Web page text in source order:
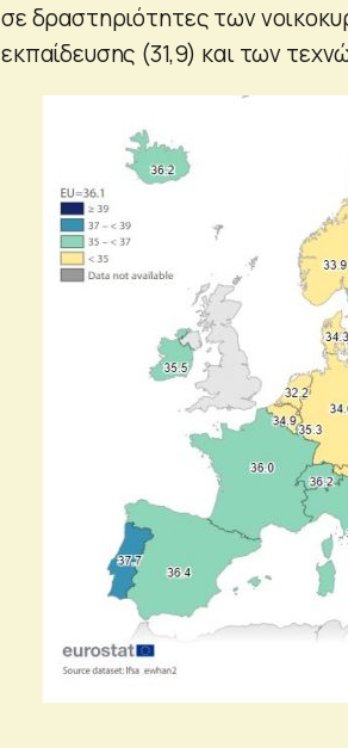
σε δραστηριότητες των
εκπαίδευσης (31,9) και των